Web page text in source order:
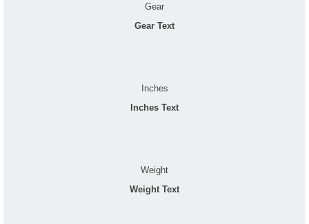
Gear
Gear Text
Inches
Inches Text
Weight
Weight Text